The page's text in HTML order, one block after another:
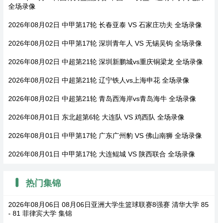
全场录像
2026年08月02日 中甲第17轮 长春亚泰 VS 石家庄功夫 全场录像
2026年08月02日 中甲第17轮 深圳青年人 VS 无锡吴钩 全场录像
2026年08月02日 中超第21轮 深圳新鹏城vs重庆铜梁龙 全场录像
2026年08月02日 中超第21轮 辽宁铁人vs上海申花 全场录像
2026年08月02日 中超第21轮 青岛西海岸vs青岛海牛 全场录像
2026年08月01日 东北超第6轮 大连队 VS 鸡西队 全场录像
2026年08月01日 中甲第17轮 广东广州豹 VS 佛山南狮 全场录像
2026年08月01日 中甲第17轮 大连鲲城 VS 陕西联合 全场录像
热门集锦
2026年08月06日 08月06日亚洲大学生篮球联赛8强赛 清华大学 85
- 81 菲律宾大学 集锦